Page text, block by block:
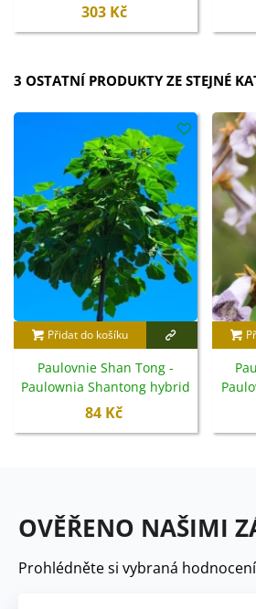
303 Kč
3 OSTATNÍ PRODUKTY ZE STEJNÉ
Přidat do košíku
Paulovnie Shan Tong -
Paulownia Shantong hybrid
- semena - 15 ks
84 Kč
OVĚŘENO NAŠIMI
Prohlédněte si vybraná